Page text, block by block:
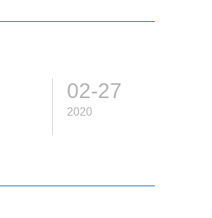
02-27
2020